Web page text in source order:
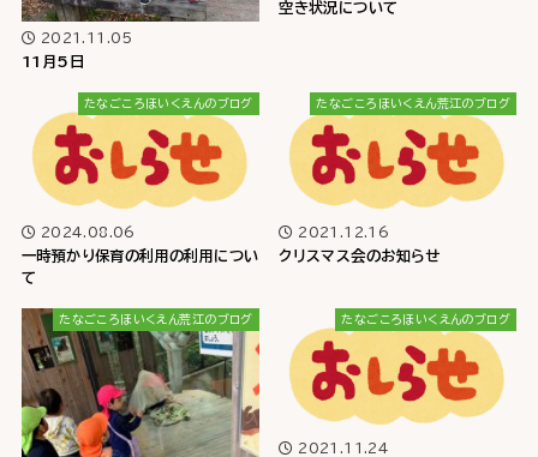
2021.11.05
11月5日
空き状況について
たなごころほいくえんのブログ
2024.08.06
一時預かり保育の利用の利用につい
て
たなごころほいくえん荒江のブログ
2021.12.16
クリスマス会のお知らせ
たなごころほいくえん荒江のブログ たなごころほいくえんのブログ
2021.11.24